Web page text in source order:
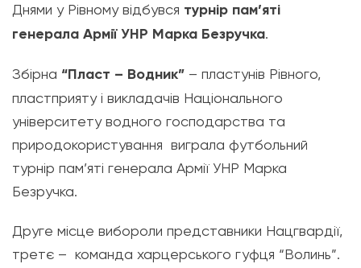
Днями у Рівному відбувся турнір пам’яті
генерала Армії УНР Марка Безручка.
Збірна “Пласт – Водник” – пластунів Рівного,
пластприяту і викладачів Національного
університету водного господарства та
природокористування виграла футбольний
турнір пам’яті генерала Армії УНР Марка
Безручка.
Друге місце вибороли представники Нацгвардії,
третє – команда харцерського гуфця “Волинь”.